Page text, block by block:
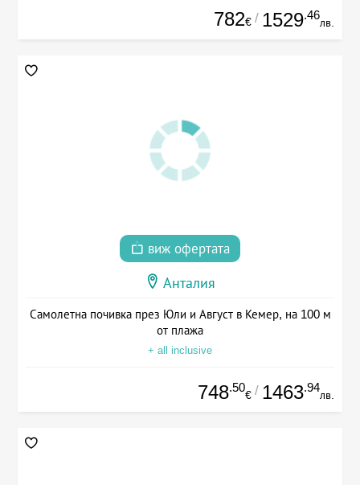
782€ / 1529.46
лв.
виж офертата
Анталия
Самолетна почивка през Юли и Август в Кемер, на 100 м
от плажа
+ all inclusive
748.50
€ / 1463.94
лв.